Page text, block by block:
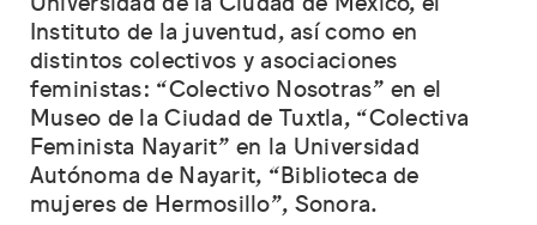
Instituto de la juventud, así como en
distintos colectivos y asociaciones
feministas: “Colectivo Nosotras” en el
Museo de la Ciudad de Tuxtla, “Colectiva
Feminista Nayarit” en la Universidad
Autónoma de Nayarit, “Biblioteca de
mujeres de Hermosillo”, Sonora.